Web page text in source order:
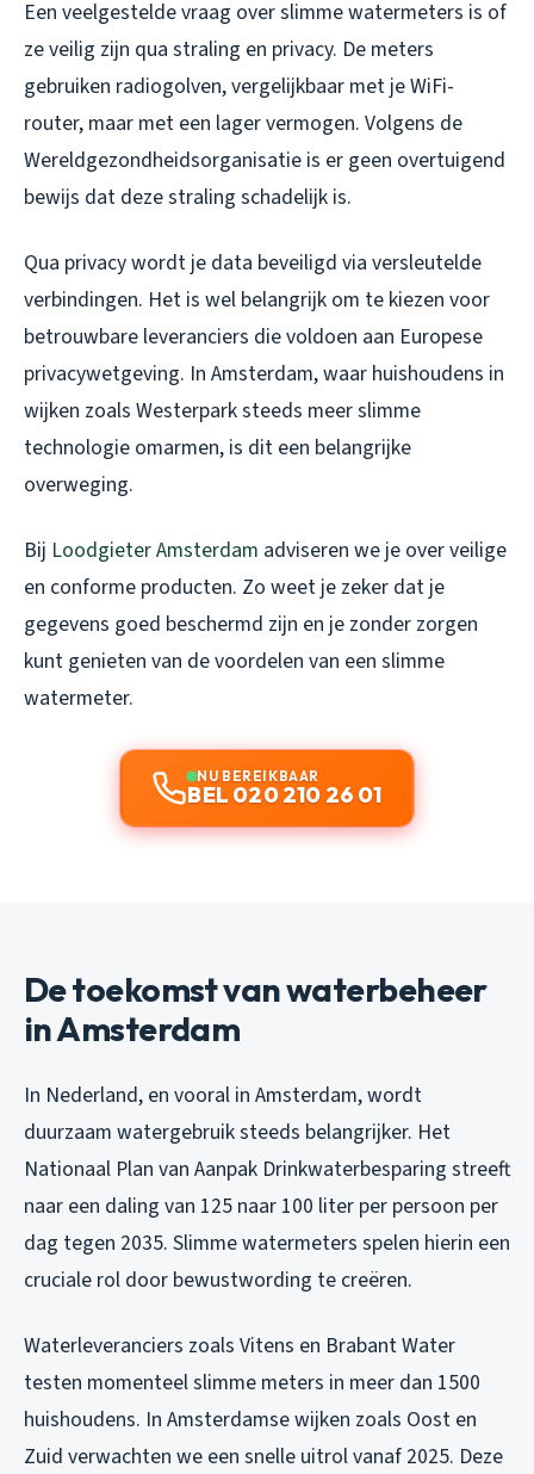
Een veelgestelde vraag over slimme watermeters is of
ze veilig zijn qua straling en privacy. De meters
gebruiken radiogolven, vergelijkbaar met je WiFi-
router, maar met een lager vermogen. Volgens de
Wereldgezondheidsorganisatie is er geen overtuigend
bewijs dat deze straling schadelijk is.
Qua privacy wordt je data beveiligd via versleutelde
verbindingen. Het is wel belangrijk om te kiezen voor
betrouwbare leveranciers die voldoen aan Europese
privacywetgeving. In Amsterdam, waar huishoudens in
wijken zoals Westerpark steeds meer slimme
technologie omarmen, is dit een belangrijke
overweging.
Bij Loodgieter Amsterdam adviseren we je over veilige
en conforme producten. Zo weet je zeker dat je
gegevens goed beschermd zijn en je zonder zorgen
kunt genieten van de voordelen van een slimme
watermeter.
NU BEREIKBAAR
BEL 020 210 26 01
De toekomst van waterbeheer
in Amsterdam
In Nederland, en vooral in Amsterdam, wordt
duurzaam watergebruik steeds belangrijker. Het
Nationaal Plan van Aanpak Drinkwaterbesparing streeft
naar een daling van 125 naar 100 liter per persoon per
dag tegen 2035. Slimme watermeters spelen hierin een
cruciale rol door bewustwording te creëren.
Waterleveranciers zoals Vitens en Brabant Water
testen momenteel slimme meters in meer dan 1500
huishoudens. In Amsterdamse wijken zoals Oost en
Zuid verwachten we een snelle uitrol vanaf 2025. Deze